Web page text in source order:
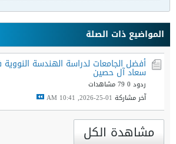
المواضيع ذات الصلة
أفضل الجامعات لدراسة الهندسة
سعاد آل حصين
ردود 0
79 مشاهدات
آخر مشاركة 01-25-2026, 10:41 AM
مشاهدة الكل